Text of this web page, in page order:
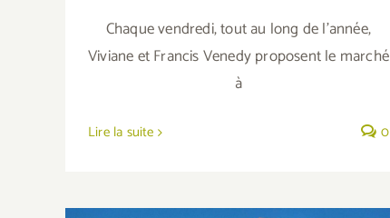
Chaque vendredi, tout au long de l'année,
Viviane et Francis Venedy proposent le marché
à
Lire la suite 0